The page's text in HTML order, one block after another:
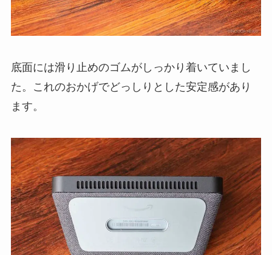
底面には滑り止めのゴムがしっかり着いていまし
た。これのおかげでどっしりとした安定感があり
ます。